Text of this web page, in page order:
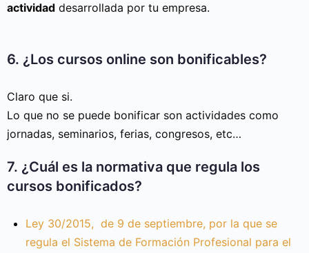
actividad desarrollada por tu empresa.
6. ¿Los cursos online son bonificables?
Claro que si.
Lo que no se puede bonificar son actividades como
jornadas, seminarios, ferias, congresos, etc…
7. ¿Cuál es la normativa que regula los
cursos bonificados?
Ley 30/2015, de 9 de septiembre, por la que se
regula el Sistema de Formación Profesional para el